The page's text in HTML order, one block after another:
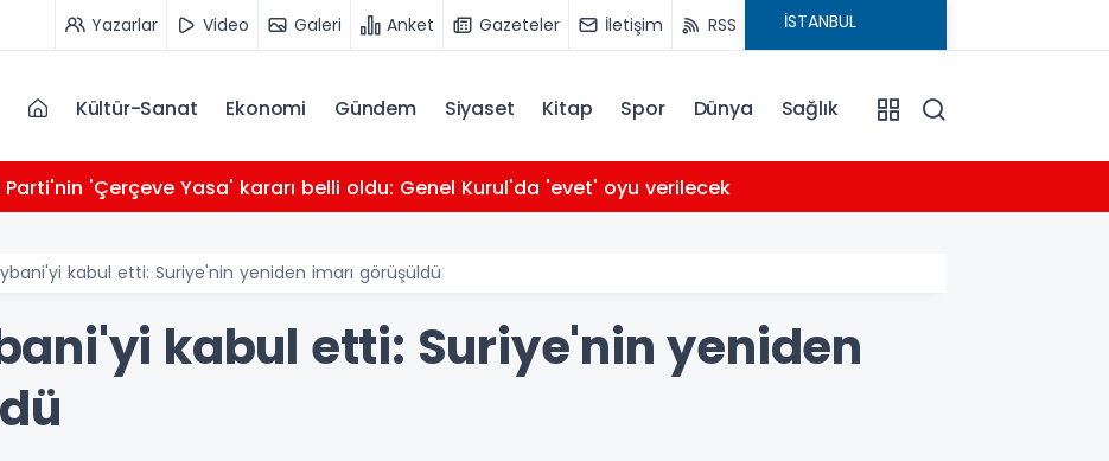
Yazarlar Video Galeri Anket Gazeteler İletişim RSS
Kültür-Sanat Ekonomi Gündem Siyaset Kitap Spor Dünya Sağlık
Parti'nin 'Çerçeve Yasa' kararı belli oldu: Genel Kurul'da 'evet' oyu verilecek
kabul etti: Suriye'nin yeniden imarı görüşüldü
kabul etti: Suriye'nin yeniden